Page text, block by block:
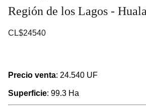
Región de los Lagos -
CL$24540
Precio venta: 24.540 UF
Superficie: 99.3 Ha